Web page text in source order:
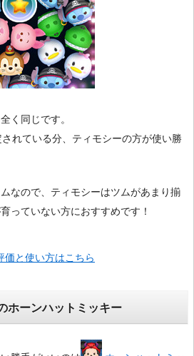
く同じです。
れている分、ティモシーの方が使い勝
なので、ティモシーはツムがあまり揃
っていない方におすすめです！
価と使い方はこちら
ホーンハットミッキー